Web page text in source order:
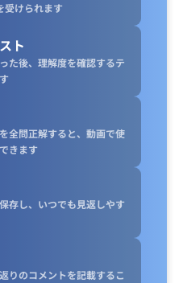
受けられます
ト
た後、理解度を確認するテ
全問正解すると、動画で使
きます
存し、いつでも見返しやす
りのコメントを記載するこ